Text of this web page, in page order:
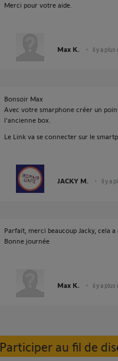
Merci pour votre aide.
Max K. il y a plus
Bonsoir Max
Avec votre smarphone créer un
l'ancienne box.
Le Link va se connecter sur le
JACKY M. il y a
Parfait, merci beaucoup Jacky, cela
Bonne journée
Max K. il y a plus
Participer au fil de